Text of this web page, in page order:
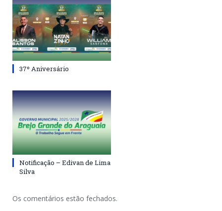
37º Aniversário
Notificação – Edivan de Lima
Silva
Os comentários estão fechados.